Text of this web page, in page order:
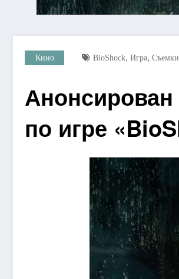
Кино BioShock, Игра, Съемки
по игре